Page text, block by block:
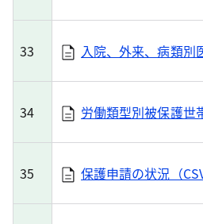
33 入院、外来、病類別
34 労働類型別被保護世
35 保護申請の状況（CSV